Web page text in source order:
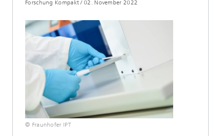
Forschung Kompakt/02. November 2022
© Fraunhofer IPT